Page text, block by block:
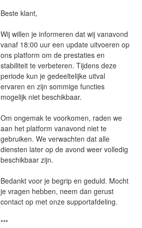
Beste klant,
Wij willen je informeren dat wij vanavond
vanaf 18:00 uur een update uitvoeren op
ons platform om de prestaties en
stabiliteit te verbeteren. Tijdens deze
periode kun je gedeeltelijke uitval
ervaren en zijn sommige functies
mogelijk niet beschikbaar.
Om ongemak te voorkomen, raden we
aan het platform vanavond niet te
gebruiken. We verwachten dat alle
diensten later op de avond weer volledig
beschikbaar zijn.
Bedankt voor je begrip en geduld. Mocht
je vragen hebben, neem dan gerust
contact op met onze supportafdeling.
***